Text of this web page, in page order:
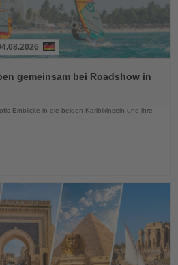
gemeinsam bei Roadshow in
Einblicke in die beiden Karibikinseln und ihre